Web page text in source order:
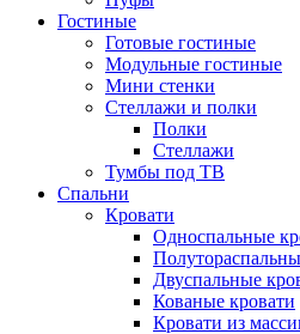
Гостиные
Готовые гостиные
Модульные гостиные
Мини стенки
Стеллажи и полки
Полки
Стеллажи
Тумбы под ТВ
Спальни
Кровати
Односпальные
Двуспальные
Кованые кровати
Кровати из